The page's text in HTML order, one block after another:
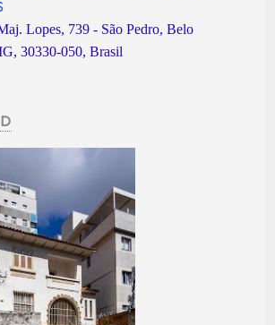
Lopes, 739 - São Pedro, Belo
30330-050, Brasil